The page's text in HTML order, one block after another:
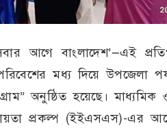
আগে বাংলাদেশ’—এই
মধ্য দিয়ে উপজেলা
অনুষ্ঠিত হয়েছে। মাধ্যমিক
প্রকল্প (ইইএসএস)-এর